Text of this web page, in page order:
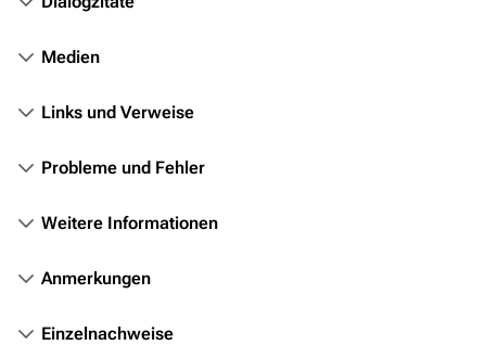
Fanprojekte
Kommerzielles
Autorenportal
Themengruppen
Medien
Links und Verweise
Probleme und Fehler
Weitere Informationen
Anmerkungen
Einzelnachweise